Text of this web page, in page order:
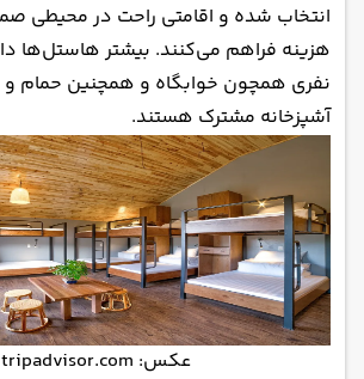
انتخاب شده و اقامتی راحت در محیطی
هزینه فراهم می‌کنند. بیشتر هاستل‌ها
نفری همچون خوابگاه و همچنین حمام
آشپزخانه مشترک هستند.
عکس: tripadvisor.com